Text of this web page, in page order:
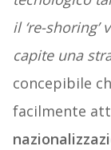
il ‘re-
capite una
concepibile
facilmente